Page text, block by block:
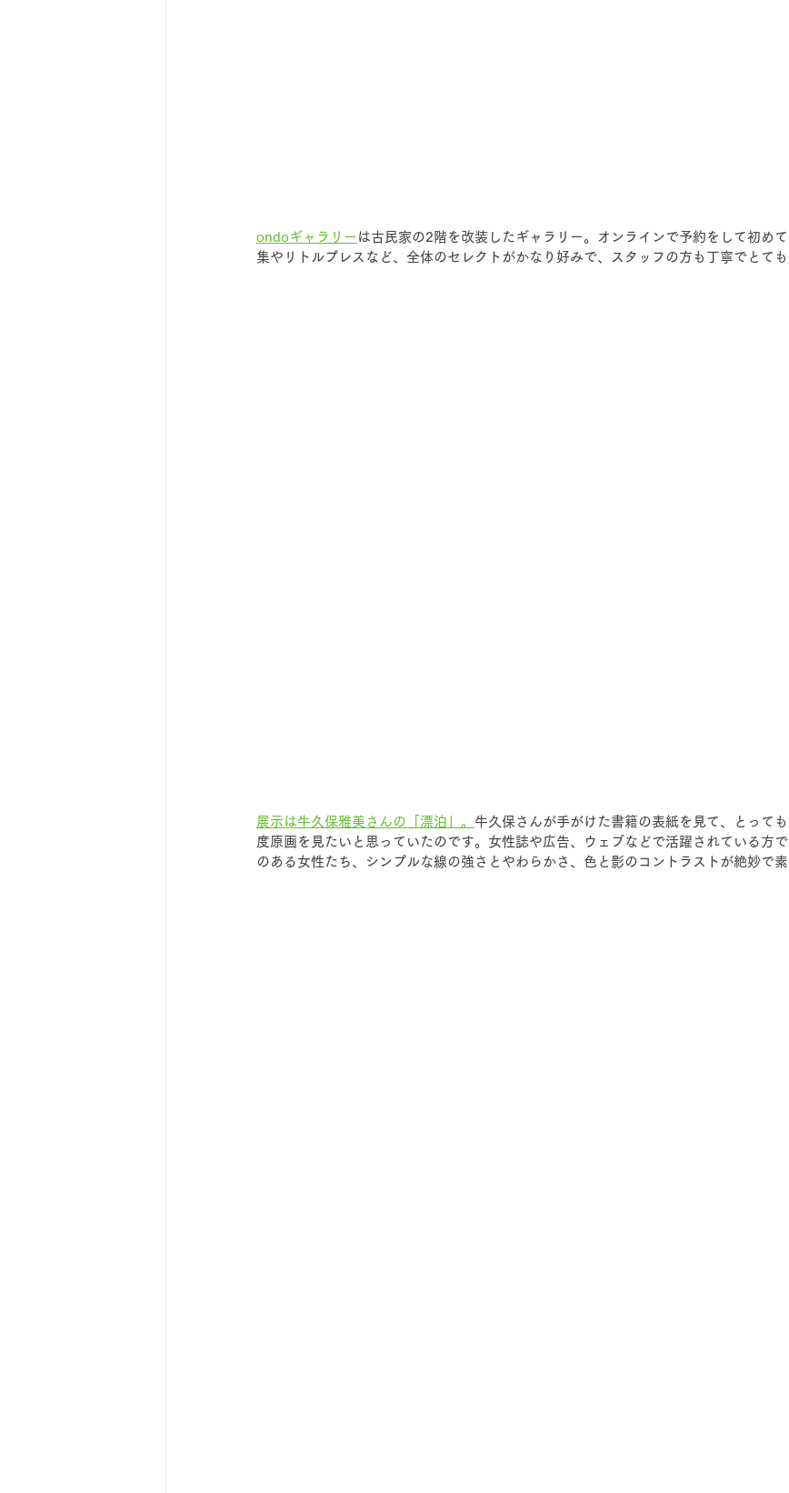
ondoギャラリー は古民家の2階を改装したギャラリー。オンラインで予約をして初め
集やリトルプレスなど、全体のセレクトがかなり好みで、スタッフの方も丁寧でとても
展示は牛久保雅美さんの「漂泊」。 牛久保さんが手がけた書籍の表紙を見て、とって
度原画を見たいと思っていたのです。女性誌や広告、ウェブなどで活躍されている方
のある女性たち、シンプルな線の強さとやわらかさ、色と影のコントラストが絶妙で素